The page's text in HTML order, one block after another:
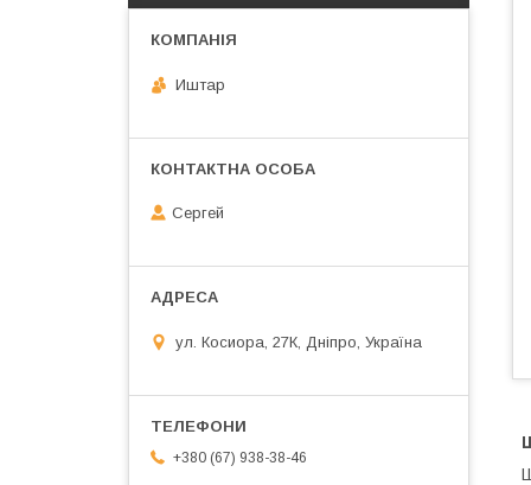
Иштар
Сергей
ул. Косиора, 27К, Дніпро, Україна
+380 (67) 938-38-46